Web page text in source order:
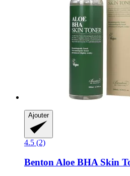
Ajouter
4.5 (2)
Benton Aloe BHA Skin